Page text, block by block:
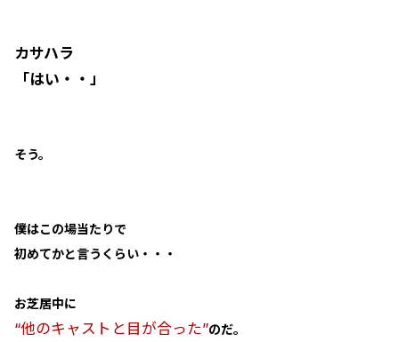
カサハラ
「はい・・」
そう。
僕はこの場当たりで
初めてかと言うくらい・・・
お芝居中に
“他のキャストと目が合った”のだ。